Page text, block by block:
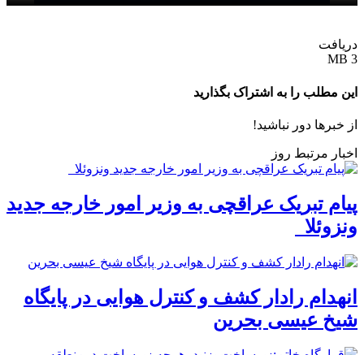
دریافت
3 MB
این مطلب را به اشتراک بگذارید
از خبرها دور نباشید!
اخبار مرتبط روز
پیام تبریک عراقچی به وزیر امور خارجه جدید
ونزوئلا
انهدام رادار کشف و کنترل هوایی در پایگاه
شیخ عیسی بحرین